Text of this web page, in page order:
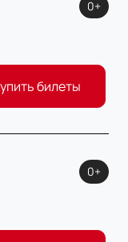
0+
билеты
0+